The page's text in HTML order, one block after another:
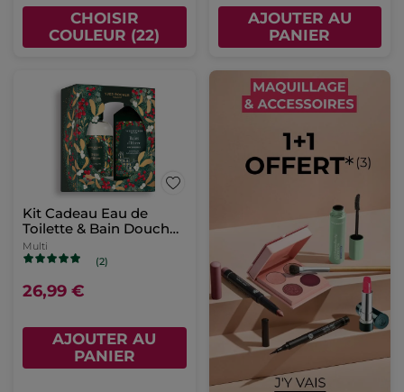
CHOISIR
COULEUR (22)
AJOUTER AU
PANIER
Kit Cadeau Eau de
Toilette & Bain Douche
Baies d'Hiver
Multi
(2)
26,99 €
AJOUTER AU
PANIER